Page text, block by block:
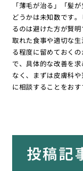
「薄毛が治る」「髪
どうかは未知数です
るのは避けた方が賢
取れた食事や適切な
る程度に留めておく
で、具体的な改善を
なく、まずは皮膚科
に相談することをおす
投稿記